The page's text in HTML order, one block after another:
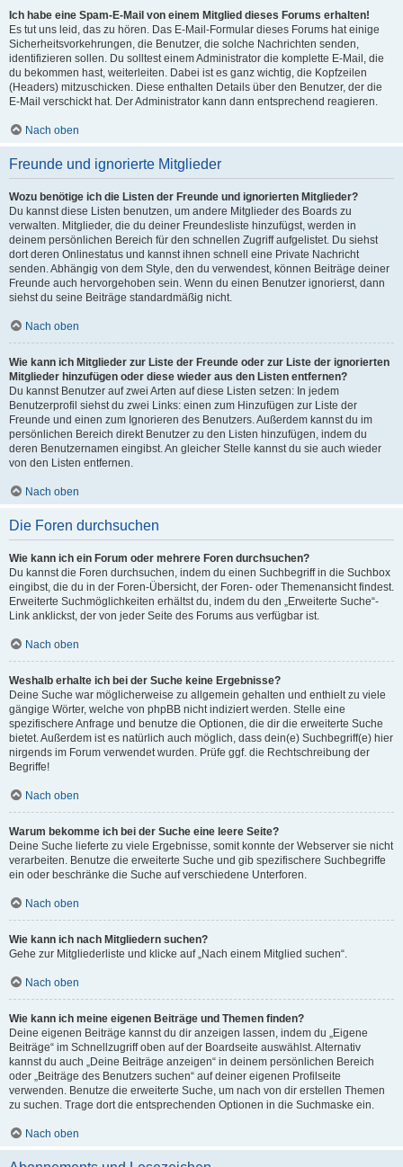
Ich habe eine Spam-E-Mail von einem Mitglied dieses Forums erhalten!
Es tut uns leid, das zu hören. Das E-Mail-Formular dieses Forums hat einige
Sicherheitsvorkehrungen, die Benutzer, die solche Nachrichten senden,
identifizieren sollen. Du solltest einem Administrator die komplette E-Mail, die
du bekommen hast, weiterleiten. Dabei ist es ganz wichtig, die Kopfzeilen
(Headers) mitzuschicken. Diese enthalten Details über den Benutzer, der die
E-Mail verschickt hat. Der Administrator kann dann entsprechend reagieren.
Nach oben
Freunde und ignorierte Mitglieder
Wozu benötige ich die Listen der Freunde und ignorierten Mitglieder?
Du kannst diese Listen benutzen, um andere Mitglieder des Boards zu
verwalten. Mitglieder, die du deiner Freundesliste hinzufügst, werden in
deinem persönlichen Bereich für den schnellen Zugriff aufgelistet. Du siehst
dort deren Onlinestatus und kannst ihnen schnell eine Private Nachricht
senden. Abhängig von dem Style, den du verwendest, können Beiträge deiner
Freunde auch hervorgehoben sein. Wenn du einen Benutzer ignorierst, dann
siehst du seine Beiträge standardmäßig nicht.
Nach oben
Wie kann ich Mitglieder zur Liste der Freunde oder zur Liste der ignorierten
Mitglieder hinzufügen oder diese wieder aus den Listen entfernen?
Du kannst Benutzer auf zwei Arten auf diese Listen setzen: In jedem
Benutzerprofil siehst du zwei Links: einen zum Hinzufügen zur Liste der
Freunde und einen zum Ignorieren des Benutzers. Außerdem kannst du im
persönlichen Bereich direkt Benutzer zu den Listen hinzufügen, indem du
deren Benutzernamen eingibst. An gleicher Stelle kannst du sie auch wieder
von den Listen entfernen.
Nach oben
Die Foren durchsuchen
Wie kann ich ein Forum oder mehrere Foren durchsuchen?
Du kannst die Foren durchsuchen, indem du einen Suchbegriff in die Suchbox
eingibst, die du in der Foren-Übersicht, der Foren- oder Themenansicht findest.
Erweiterte Suchmöglichkeiten erhältst du, indem du den „Erweiterte Suche“-
Link anklickst, der von jeder Seite des Forums aus verfügbar ist.
Nach oben
Weshalb erhalte ich bei der Suche keine Ergebnisse?
Deine Suche war möglicherweise zu allgemein gehalten und enthielt zu viele
gängige Wörter, welche von phpBB nicht indiziert werden. Stelle eine
spezifischere Anfrage und benutze die Optionen, die dir die erweiterte Suche
bietet. Außerdem ist es natürlich auch möglich, dass dein(e) Suchbegriff(e) hier
nirgends im Forum verwendet wurden. Prüfe ggf. die Rechtschreibung der
Begriffe!
Nach oben
Warum bekomme ich bei der Suche eine leere Seite?
Deine Suche lieferte zu viele Ergebnisse, somit konnte der Webserver sie nicht
verarbeiten. Benutze die erweiterte Suche und gib spezifischere Suchbegriffe
ein oder beschränke die Suche auf verschiedene Unterforen.
Nach oben
Wie kann ich nach Mitgliedern suchen?
Gehe zur Mitgliederliste und klicke auf „Nach einem Mitglied suchen“.
Nach oben
Wie kann ich meine eigenen Beiträge und Themen finden?
Deine eigenen Beiträge kannst du dir anzeigen lassen, indem du „Eigene
Beiträge“ im Schnellzugriff oben auf der Boardseite auswählst. Alternativ
kannst du auch „Deine Beiträge anzeigen“ in deinem persönlichen Bereich
oder „Beiträge des Benutzers suchen“ auf deiner eigenen Profilseite
verwenden. Benutze die erweiterte Suche, um nach von dir erstellen Themen
zu suchen. Trage dort die entsprechenden Optionen in die Suchmaske ein.
Nach oben